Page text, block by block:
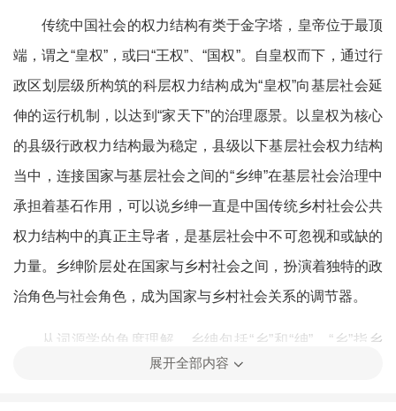
传统中国社会的权力结构有类于金字塔，皇帝位于最顶
端，谓之“皇权”，或曰“王权”、“国权”。自皇权而下，通过行
政区划层级所构筑的科层权力结构成为“皇权”向基层社会延
伸的运行机制，以达到“家天下”的治理愿景。以皇权为核心
的县级行政权力结构最为稳定，县级以下基层社会权力结构
当中，连接国家与基层社会之间的“乡绅”在基层社会治理中
承担着基石作用，可以说乡绅一直是中国传统乡村社会公共
权力结构中的真正主导者，是基层社会中不可忽视和或缺的
力量。乡绅阶层处在国家与乡村社会之间，扮演着独特的政
治角色与社会角色，成为国家与乡村社会关系的调节器。
从词源学的角度理解，乡绅包括“乡”和“绅”。“乡”指乡
村，由宗法血缘关系构筑的地域单位。“绅”指“古代士大夫束
展开全部内容